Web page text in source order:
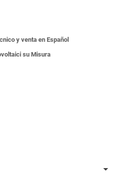
y venta en Español
su Misura